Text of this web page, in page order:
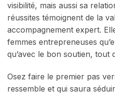
visibilité, mais aussi sa
réussites témoignent de la
accompagnement expert.
femmes entrepreneuses
qu’avec le bon soutien, tout
Osez faire le premier pas
ressemble et qui saura